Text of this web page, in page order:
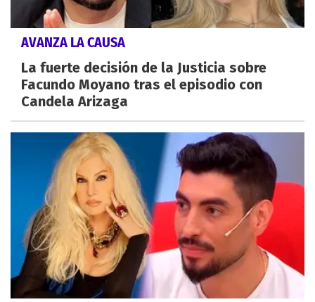
AVANZA LA CAUSA
La fuerte decisión de la Justicia sobre
Facundo Moyano tras el episodio con
Candela Arizaga